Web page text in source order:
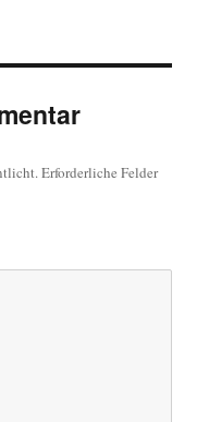
Erforderliche Felder